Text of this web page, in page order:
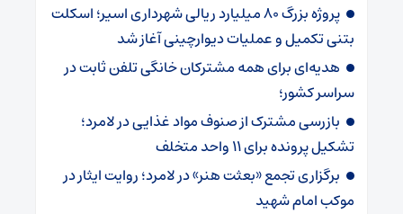
پروژه بزرگ ۸۰ میلیارد ریالی شهرداری اسیر؛ اسکلت
بتنی تکمیل و عملیات دیوارچینی آغاز شد
هدیه‌ای برای همه مشترکان خانگی تلفن ثابت در
سراسر کشور؛
بازرسی مشترک از صنوف مواد غذایی در لامرد؛
تشکیل پرونده برای ۱۱ واحد متخلف
برگزاری تجمع «بعثت هنر» در لامرد؛ روایت ایثار در
موکب امام شهید